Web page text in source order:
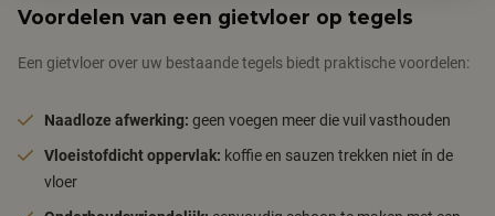
Voordelen van een gietvloer op tegels
Een gietvloer over uw bestaande tegels biedt praktische voordelen:
Naadloze afwerking: geen voegen meer die vuil vasthouden
Vloeistofdicht oppervlak: koffie en sauzen trekken niet ín de
vloer